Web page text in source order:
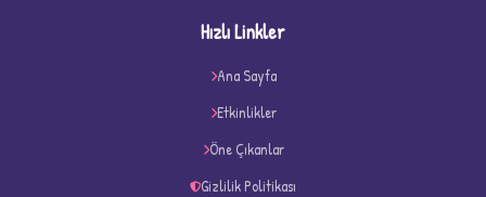
Hızlı Linkler
Ana Sayfa
Etkinlikler
Öne Çıkanlar
Gizlilik Politikası